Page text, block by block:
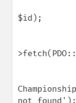
$id);
not found');